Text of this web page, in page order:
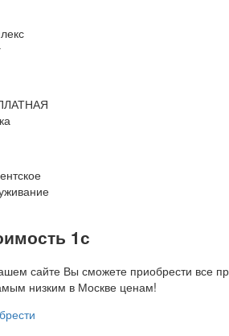
1с
сайте Вы сможете приобрести все
низким в Москве ценам!